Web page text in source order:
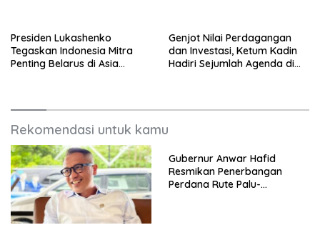
Presiden Lukashenko
Tegaskan Indonesia Mitra
Penting Belarus di Asia
Genjot Nilai Perdagangan
dan Investasi, Ketum Kadin
Hadiri Sejumlah Agenda di
Rekomendasi untuk kamu
Gubernur Anwar Hafid
Resmikan Penerbangan
Perdana Rute Palu-